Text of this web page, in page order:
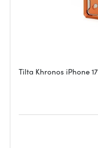
Tilta Khronos iPhone